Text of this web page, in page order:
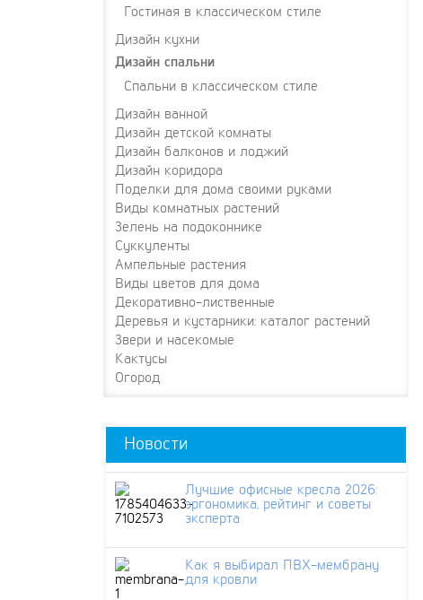
Гостиная в классическом стиле
Дизайн кухни
Дизайн спальни
Спальни в классическом стиле
Дизайн ванной
Дизайн детской комнаты
Дизайн балконов и лоджий
Дизайн коридора
Поделки для дома своими руками
Виды комнатных растений
Зелень на подоконнике
Суккуленты
Ампельные растения
Виды цветов для дома
Декоративно-лиственные
Деревья и кустарники: каталог растений
Звери и насекомые
Кактусы
Огород
Новости
Лучшие офисные кресла 2026:
эргономика, рейтинг и советы
эксперта
Как я выбирал ПВХ-мембрану
для кровли